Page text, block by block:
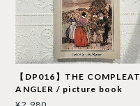
【DP016】THE COMPLEAT
ANGLER / picture book